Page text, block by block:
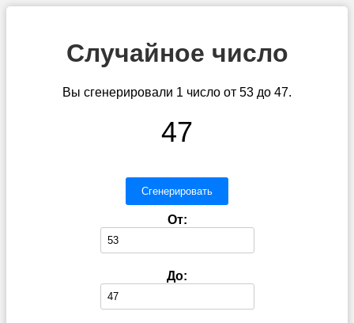
Случайное число
Вы сгенерировали 1 число от 53 до 47.
47
Сгенерировать
От:
До: